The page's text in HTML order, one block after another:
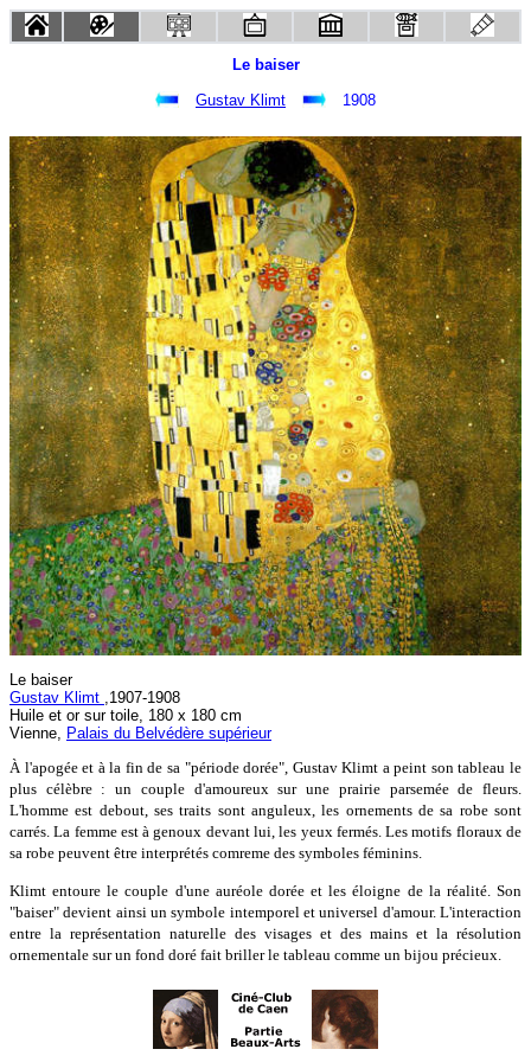
Le baiser
Gustav Klimt
1908
Le baiser
Gustav Klimt ,1907-1908
Huile et or sur toile, 180 x 180 cm
Vienne, Palais du Belvédère supérieur
À l'apogée et à la fin de sa "période dorée", Gustav Klimt a peint son tableau le
plus célèbre : un couple d'amoureux sur une prairie parsemée de fleurs.
L'homme est debout, ses traits sont anguleux, les ornements de sa robe sont
carrés. La femme est à genoux devant lui, les yeux fermés. Les motifs floraux de
sa robe peuvent être interprétés comreme des symboles féminins.
Klimt entoure le couple d'une auréole dorée et les éloigne de la réalité. Son
"baiser" devient ainsi un symbole intemporel et universel d'amour. L'interaction
entre la représentation naturelle des visages et des mains et la résolution
ornementale sur un fond doré fait briller le tableau comme un bijou précieux.